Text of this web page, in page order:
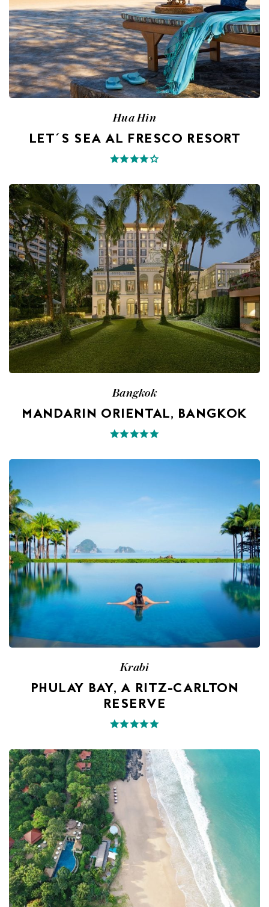
Hua Hin
LET´S SEA AL FRESCO RESORT
Bangkok
MANDARIN ORIENTAL, BANGKOK
Krabi
PHULAY BAY, A RITZ-CARLTON
RESERVE